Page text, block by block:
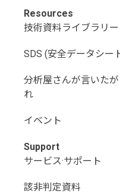
Resources
技術資料ライブラリー
SDS (安全データシー
分析屋さんが言いた
れ
イベント
Support
サービス·サポート
該非判定資料